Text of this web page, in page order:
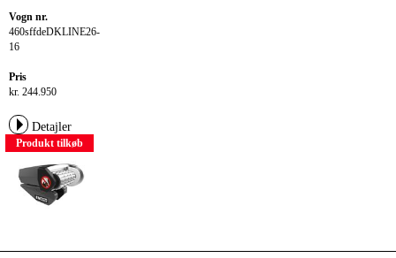
Vogn nr.
460sffdeDKLINE26-
16
Pris
kr. 244.950
Detajler
Produkt tilkøb